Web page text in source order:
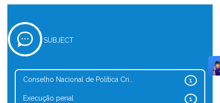
SUBJECT
1
Conselho Nacional de Política Cri...
1
Execução penal